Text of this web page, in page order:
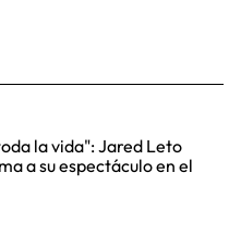
la vida": Jared Leto
a su espectáculo en el